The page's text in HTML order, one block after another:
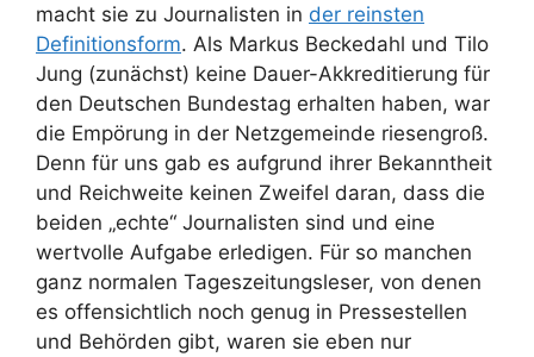
macht sie zu Journalisten in der reinsten
Definitionsform. Als Markus Beckedahl und Tilo
Jung (zunächst) keine Dauer-Akkreditierung für
den Deutschen Bundestag erhalten haben, war
die Empörung in der Netzgemeinde riesengroß.
Denn für uns gab es aufgrund ihrer Bekanntheit
und Reichweite keinen Zweifel daran, dass die
beiden „echte“ Journalisten sind und eine
wertvolle Aufgabe erledigen. Für so manchen
ganz normalen Tageszeitungsleser, von denen
es offensichtlich noch genug in Pressestellen
und Behörden gibt, waren sie eben nur